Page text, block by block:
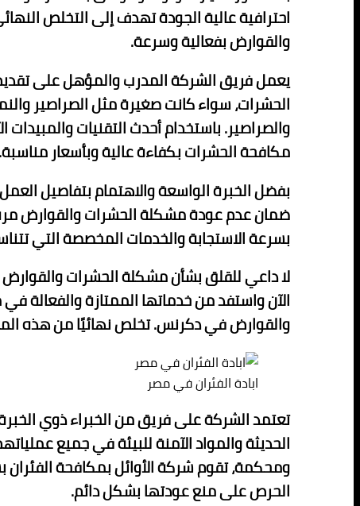
احترافية عالية الجودة تهدف إلى التخلص
والقوارض بفعالية وسرعة.
يعمل فريق الشركة المدرب والمؤهل على
الحشرات، سواء كانت صغيرة مثل الصراصير
والصراصير. باستخدام أحدث التقنيات والمبيدات
مكافحة الحشرات بكفاءة عالية وبأسعار مناسبة.
بفضل الخبرة الواسعة والاهتمام بتفاصيل
ضمان عدم عودة مشكلة الحشرات والقوارض
بسرعة الاستجابة والخدمات المخصصة التي
لا داعي للقلق بشأن مشكلة الحشرات والقوارض
الآن واستفد من خدماتها الممتازة والفعالة
والقوارض في دكرنس. تخلص نهائيًا من هذه
ابادة الفئران في مصر
تعتمد الشركة على فريق من الخبراء ذوي
الحديثة والمواد الآمنة للبيئة في جميع
ومحكمة، تقوم شركة الأوائل بمكافحة
الحرص على منع عودتها بشكل دائم.